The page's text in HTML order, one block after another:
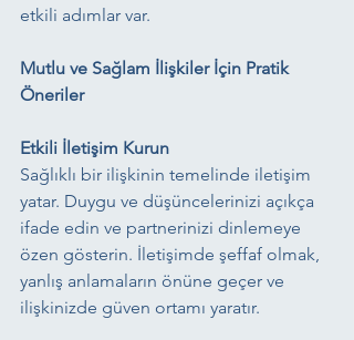
etkili adımlar var.
Mutlu ve Sağlam İlişkiler İçin Pratik
Öneriler
Etkili İletişim Kurun
Sağlıklı bir ilişkinin temelinde iletişim
yatar. Duygu ve düşüncelerinizi açıkça
ifade edin ve partnerinizi dinlemeye
özen gösterin. İletişimde şeffaf olmak,
yanlış anlamaların önüne geçer ve
ilişkinizde güven ortamı yaratır.